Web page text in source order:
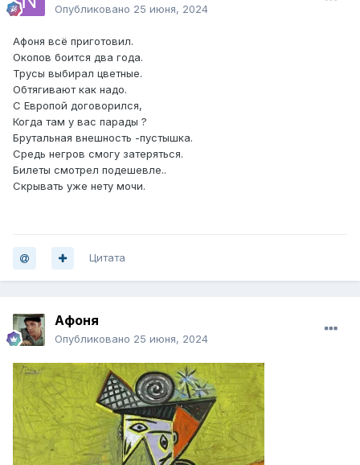
Опубликовано 25 июня, 2024
Афоня всё приготовил.
Окопов боится два года.
Трусы выбирал цветные.
Обтягивают как надо.
С Европой договорился,
Когда там у вас парады ?
Брутальная внешность -пустышка.
Средь негров смогу затеряться.
Билеты смотрел подешевле..
Скрывать уже нету мочи.
Цитата
Афоня
Опубликовано 25 июня, 2024